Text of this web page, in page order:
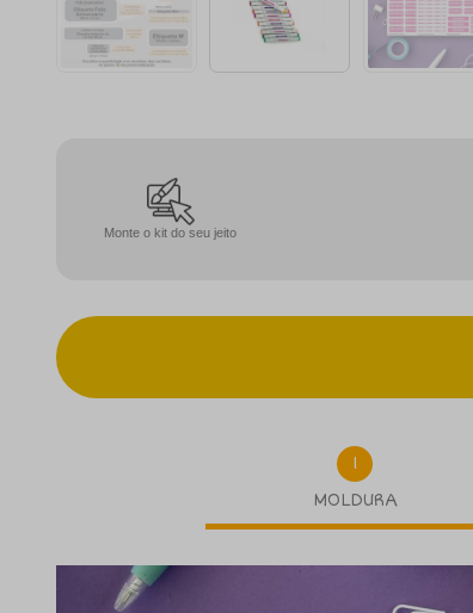
Monte o kit do seu jeito
1
MOLDURA